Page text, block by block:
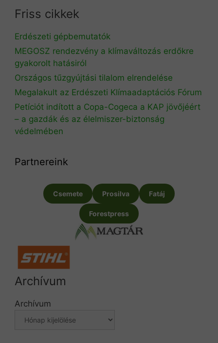
Friss cikkek
Erdészeti gépbemutatók
MEGOSZ rendezvény a klímaváltozás erdőkre
gyakorolt hatásiról
Országos tűzgyújtási tilalom elrendelése
Megalakult az Erdészeti Klímaadaptációs Fórum
Petíciót indított a Copa-Cogeca a KAP jövőjéért
– a gazdák és az élelmiszer-biztonság
védelmében
Partnereink
Csemete Prosilva Fatáj
Forestpress
Archívum
Archívum